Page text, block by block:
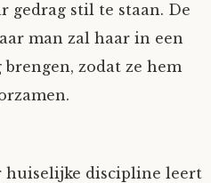
gedrag stil te staan. De
man zal haar in een
zodat ze hem
huiselijke discipline leert